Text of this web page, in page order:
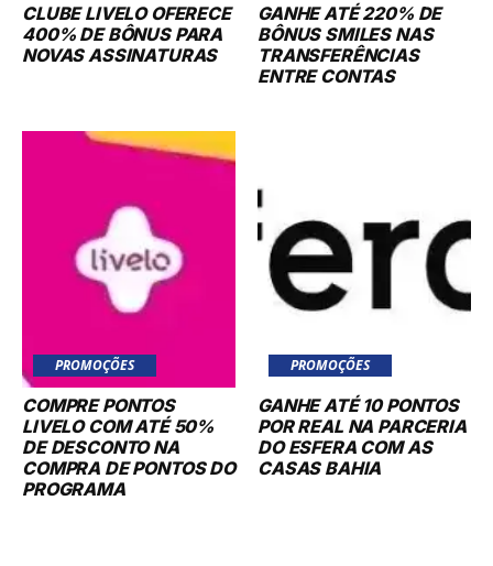
CLUBE LIVELO OFERECE
400% DE BÔNUS PARA
NOVAS ASSINATURAS
GANHE ATÉ 220% DE
BÔNUS SMILES NAS
TRANSFERÊNCIAS
ENTRE CONTAS
PROMOÇÕES
COMPRE PONTOS
LIVELO COM ATÉ 50%
DE DESCONTO NA
COMPRA DE PONTOS DO
PROGRAMA
PROMOÇÕES
GANHE ATÉ 10 PONTOS
POR REAL NA PARCERIA
DO ESFERA COM AS
CASAS BAHIA